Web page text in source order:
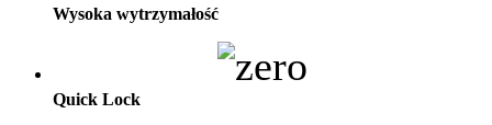
Wysoka wytrzymałość
Quick Lock